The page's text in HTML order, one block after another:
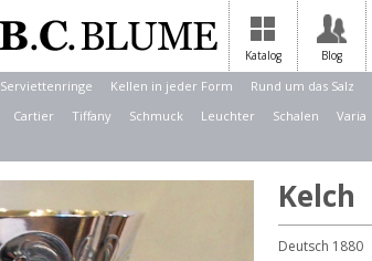
Katalog Blog
Serviettenringe Kellen in jeder Form Rund um das Salz
Cartier Tiffany Schmuck Leuchter Schalen Varia
Kelch
Deutsch 1880